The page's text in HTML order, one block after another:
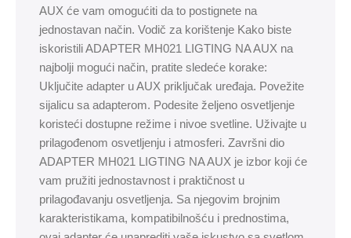
AUX će vam omogućiti da to postignete na
jednostavan način. Vodič za korištenje Kako biste
iskoristili ADAPTER MH021 LIGTING NA AUX na
najbolji mogući način, pratite sledeće korake:
Uključite adapter u AUX priključak uređaja. Povežite
sijalicu sa adapterom. Podesite željeno osvetljenje
koristeći dostupne režime i nivoe svetline. Uživajte u
prilagođenom osvetljenju i atmosferi. Završni dio
ADAPTER MH021 LIGTING NA AUX je izbor koji će
vam pružiti jednostavnost i praktičnost u
prilagođavanju osvetljenja. Sa njegovim brojnim
karakteristikama, kompatibilnošću i prednostima,